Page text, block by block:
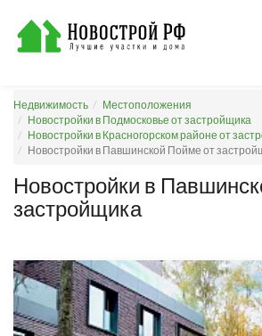
Недвижимость
Местоположения
Новостройки в Подмосковье от застройщика
Новостройки в Красногорском районе от
Новостройки в Павшинской Пойме от
Новостройки в
застройщика